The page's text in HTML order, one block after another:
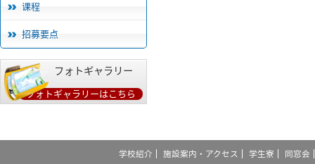
课程
招募要点
フォトギャラリー
フォトギャラリーはこちら
学校紹介 施設案内・アクセス 学生寮 同窓会